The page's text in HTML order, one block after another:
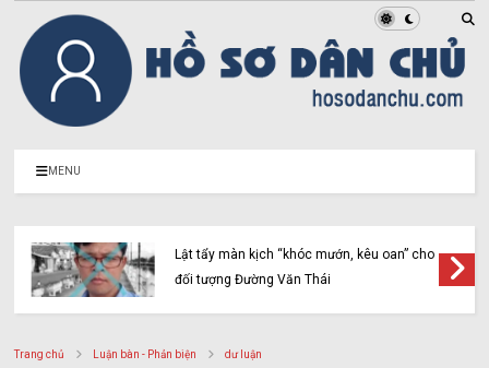
MENU
Lật tẩy màn kịch “khóc mướn, kêu oan” cho
đối tượng Đường Văn Thái
Trang chủ Luận bàn - Phản biện dư luận